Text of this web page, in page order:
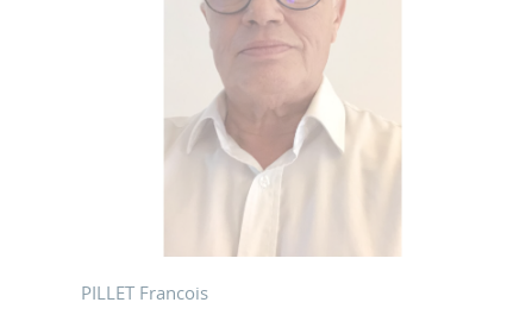
PILLET Francois